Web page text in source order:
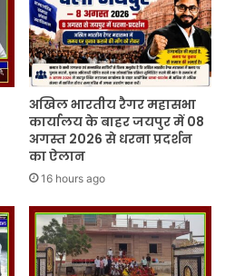
अखिल भारतीय रैगर महासभा
कार्यालय के बाहर जयपुर में 08
अगस्त 2026 से धरना प्रदर्शन
का ऐलान
16 hours ago